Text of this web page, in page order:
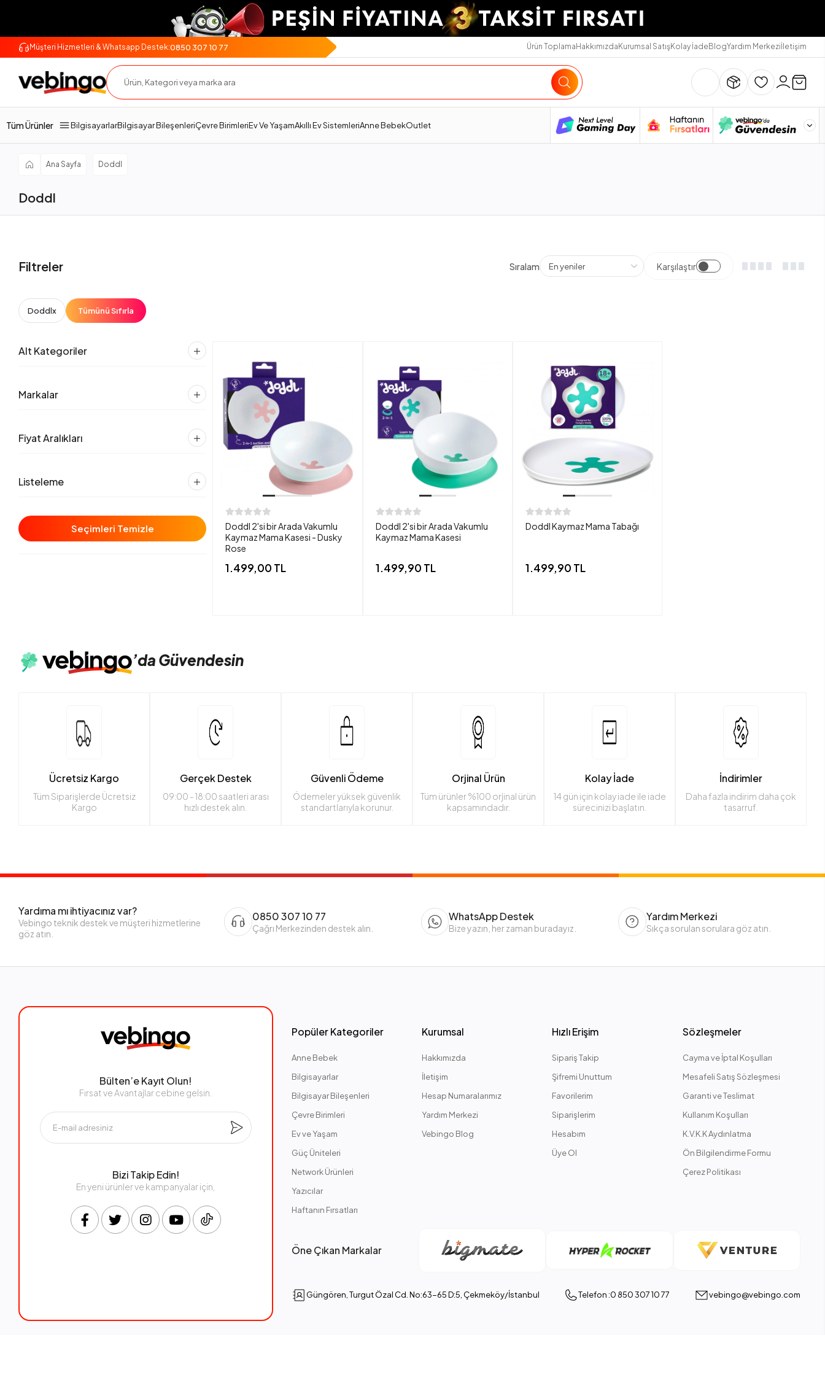
Müşteri Hizmetleri & Whatsapp Destek:0850 307 10 77 Ürün ToplamaHakkımızdaKurumsal SatışKolay İadeBlogYardım Merkeziİletişim
Tüm Ürünler BilgisayarlarBilgisayar BileşenleriÇevre BirimleriEv Ve YaşamAkıllı Ev SistemleriAnne BebekOutlet
Ana Sayfa Doddl
Doddl
Filtreler Sıralama Karşılaştır
Doddlx Tümünü Sıfırla
Alt Kategoriler
Markalar
Fiyat Aralıkları
Listeleme
Seçimleri Temizle
Doddl 2'si bir Arada Vakumlu
Kaymaz Mama Kasesi - Dusky
Rose
1.499,00 TL
Doddl 2'si bir Arada Vakumlu
Kaymaz Mama Kasesi
1.499,90 TL
Doddl Kaymaz Mama Tabağı
1.499,90 TL
’da Güvendesin
Ücretsiz Kargo
Tüm Siparişlerde Ücretsiz
Kargo
Gerçek Destek
09:00 - 18:00 saatleri arası
hızlı destek alın.
Güvenli Ödeme
Ödemeler yüksek güvenlik
standartlarıyla korunur.
Orjinal Ürün
Tüm ürünler %100 orjinal ürün
kapsamındadır.
Kolay İade
14 gün için kolay iade ile iade
sürecinizi başlatın.
İndirimler
Daha fazla indirim daha çok
tasarruf.
Yardıma mı ihtiyacınız var?
Vebingo teknik destek ve müşteri hizmetlerine
göz atın.
0850 307 10 77
Çağrı Merkezinden destek alın.
WhatsApp Destek
Bize yazın, her zaman buradayız.
Yardım Merkezi
Sıkça sorulan sorulara göz atın.
Bülten’e Kayıt Olun!
Fırsat ve Avantajlar cebine gelsin.
Bizi Takip Edin!
En yeni ürünler ve kampanyalar için,
Popüler Kategoriler
Anne Bebek
Bilgisayarlar
Bilgisayar Bileşenleri
Çevre Birimleri
Ev ve Yaşam
Güç Üniteleri
Network Ürünleri
Yazıcılar
Haftanın Fırsatları
Kurumsal
Hakkımızda
İletişim
Hesap Numaralarımız
Yardım Merkezi
Vebingo Blog
Hızlı Erişim
Sipariş Takip
Şifremi Unuttum
Favorilerim
Siparişlerim
Hesabım
Üye Ol
Sözleşmeler
Cayma ve İptal Koşulları
Mesafeli Satış Sözleşmesi
Garanti ve Teslimat
Kullanım Koşulları
K.V.K.K Aydınlatma
Ön Bilgilendirme Formu
Çerez Politikası
Öne Çıkan Markalar
Güngören, Turgut Özal Cd. No:63-65 D:5, Çekmeköy/İstanbul Telefon :0 850 307 10 77 vebingo@vebingo.com